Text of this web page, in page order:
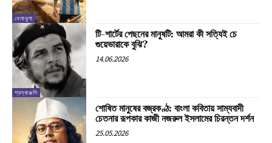
খেলাধুলা
শ্রদ্ধাঞ্জলি
টি-শার্টের পেছনের মানুষটি: আমরা কী সত্যিই চে
গুয়েভারাকে বুঝি?
14.06.2026
শোষিত মানুষের বজ্রকণ্ঠ: বাংলা কবিতায় সাম্যবাদী
চেতনার রূপকার কাজী নজরুল ইসলামের চিরন্তন দর্শন
25.05.2026